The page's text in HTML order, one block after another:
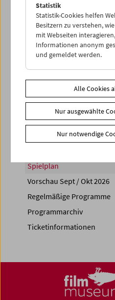
PROGRAMM ÜBERBLICK
Share on
Spielplan
Vorschau Sept / Okt 2026
Regelmäßige Programme
Programmarchiv
Ticketinformationen
Statistik
Statistik-Cookies helfen
Besitzern zu verstehen,
mit Webseiten
Informationen anonym
und gemeldet werden.
Alle Cookies
Nur ausgewählte
Nur notwendige